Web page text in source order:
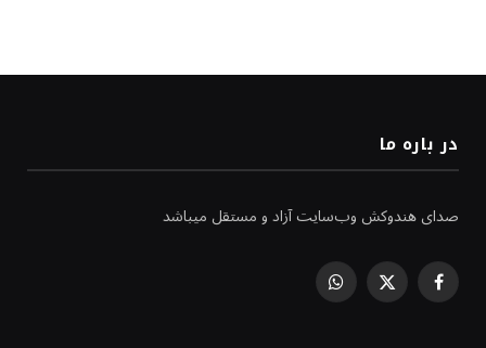
در باره ما
صدای هندوکش وب‌سایت آزاد و مستقل میباشد
Facebook
X
WhatsApp